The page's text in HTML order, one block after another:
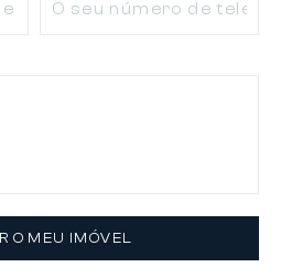
O MEU IMÓVEL